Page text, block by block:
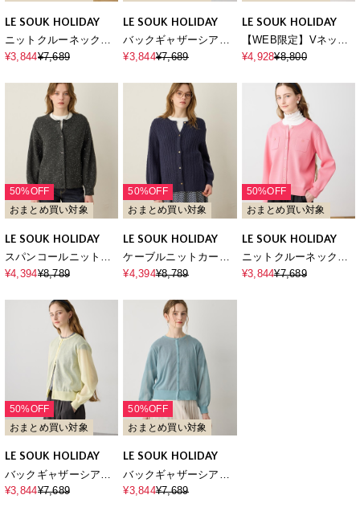
LE SOUK HOLIDAY
ニットクルーネックカ
ーディガン【ハンドウ
¥3,844¥7,689
LE SOUK HOLIDAY
バックギャザーシアー
カーディガン【ハンド
¥3,844¥7,689
LE SOUK HOLIDAY
【WEB限定】Vネック
ドッキングカーディガ
¥4,928¥8,800
50%OFF
おまとめ買い対象
LE SOUK HOLIDAY
スパンコールニットカ
ーディガン
¥4,394¥8,789
50%OFF
おまとめ買い対象
LE SOUK HOLIDAY
ケーブルニットカーデ
ィガン
¥4,394¥8,789
50%OFF
おまとめ買い対象
LE SOUK HOLIDAY
ニットクルーネックカ
ーディガン【ハンドウ
¥3,844¥7,689
50%OFF
おまとめ買い対象
LE SOUK HOLIDAY
バックギャザーシアー
カーディガン【ハンド
¥3,844¥7,689
50%OFF
おまとめ買い対象
LE SOUK HOLIDAY
バックギャザーシアー
カーディガン【ハンド
¥3,844¥7,689